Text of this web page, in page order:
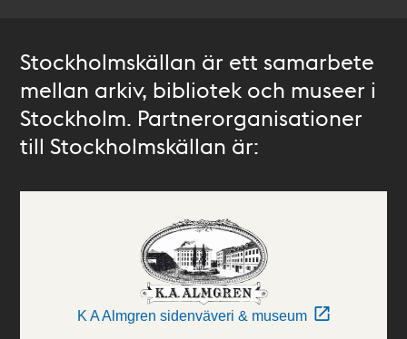
Stockholmskällan är ett samarbete
mellan arkiv, bibliotek och museer i
Stockholm. Partnerorganisationer
till Stockholmskällan är:
K A Almgren sidenväveri & museum